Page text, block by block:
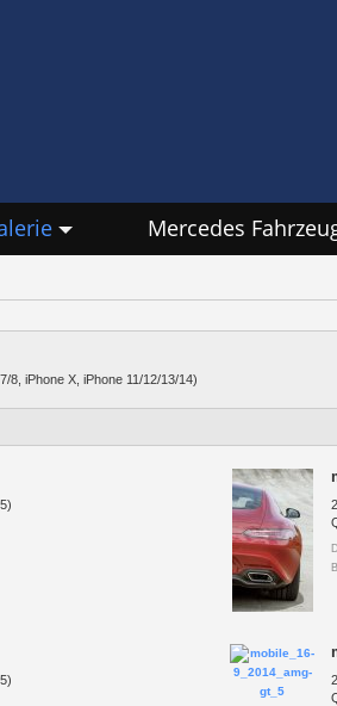
Mercedes
8, iPhone X, iPhone 11/12/13/14)